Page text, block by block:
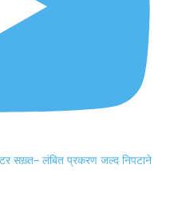
सख़्त– लंबित प्रकरण जल्द निपटाने